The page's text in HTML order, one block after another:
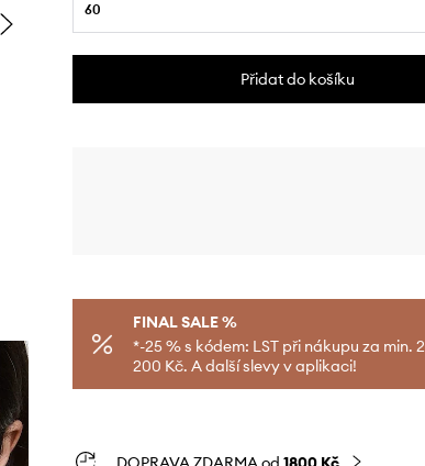
60
Přidat do košíku
FINAL SALE %
*-25 % s kódem: LST při nákupu za min. 2
200 Kč. A další slevy v aplikaci!